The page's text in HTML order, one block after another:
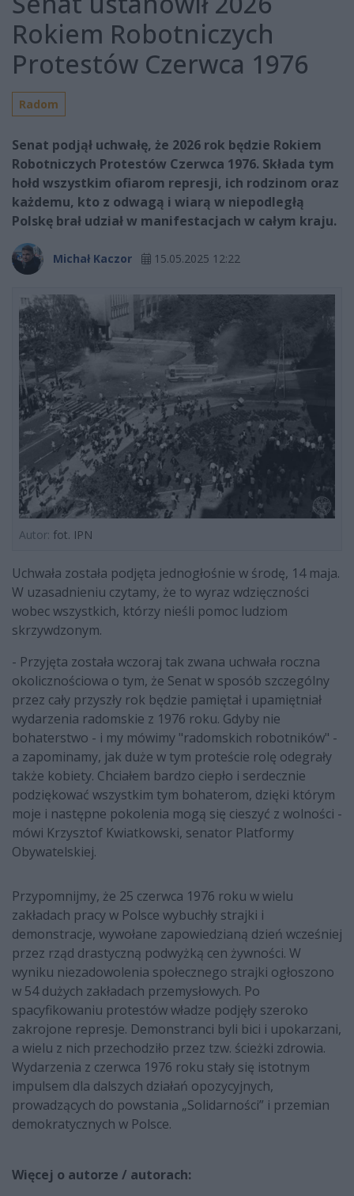
Rokiem Robotniczych
Protestów Czerwca 1976
Radom
Senat podjął uchwałę, że 2026 rok będzie Rokiem
Robotniczych Protestów Czerwca 1976. Składa tym
hołd wszystkim ofiarom represji, ich rodzinom oraz
każdemu, kto z odwagą i wiarą w niepodległą
Polskę brał udział w manifestacjach w całym kraju.
Michał Kaczor 15.05.2025 12:22
Autor: fot. IPN
Uchwała została podjęta jednogłośnie w środę, 14 maja.
W uzasadnieniu czytamy, że to wyraz wdzięczności
wobec wszystkich, którzy nieśli pomoc ludziom
skrzywdzonym.
- Przyjęta została wczoraj tak zwana uchwała roczna
okolicznościowa o tym, że Senat w sposób szczególny
przez cały przyszły rok będzie pamiętał i upamiętniał
wydarzenia radomskie z 1976 roku. Gdyby nie
bohaterstwo - i my mówimy "radomskich robotników" -
a zapominamy, jak duże w tym proteście rolę odegrały
także kobiety. Chciałem bardzo ciepło i serdecznie
podziękować wszystkim tym bohaterom, dzięki którym
moje i następne pokolenia mogą się cieszyć z wolności -
mówi Krzysztof Kwiatkowski, senator Platformy
Obywatelskiej.
Przypomnijmy, że 25 czerwca 1976 roku w wielu
zakładach pracy w Polsce wybuchły strajki i
demonstracje, wywołane zapowiedzianą dzień wcześniej
przez rząd drastyczną podwyżką cen żywności. W
wyniku niezadowolenia społecznego strajki ogłoszono
w 54 dużych zakładach przemysłowych. Po
spacyfikowaniu protestów władze podjęły szeroko
zakrojone represje. Demonstranci byli bici i upokarzani,
a wielu z nich przechodziło przez tzw. ścieżki zdrowia.
Wydarzenia z czerwca 1976 roku stały się istotnym
impulsem dla dalszych działań opozycyjnych,
prowadzących do powstania „Solidarności” i przemian
demokratycznych w Polsce.
Więcej o autorze / autorach: